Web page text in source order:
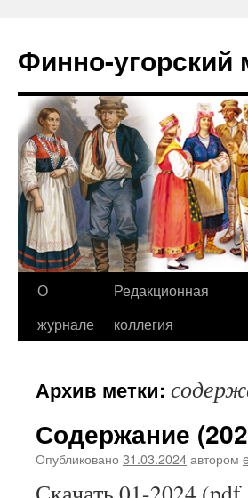
Финно-угорский
Перейти
О
журнале
Редакционная
коллегия
Архив метки:
Содержание
Опубликовано 31.03.2024автором